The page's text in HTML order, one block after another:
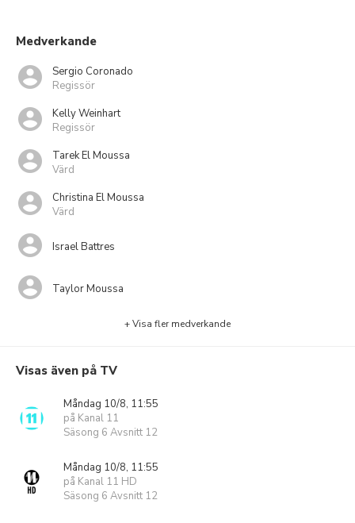
Medverkande
Sergio Coronado
Regissör
Kelly Weinhart
Regissör
Tarek El Moussa
Värd
Christina El Moussa
Värd
Israel Battres
Taylor Moussa
+ Visa fler medverkande
Visas även på TV
Måndag 10/8, 11:55
på Kanal 11
Säsong 6 Avsnitt 12
Måndag 10/8, 11:55
på Kanal 11 HD
Säsong 6 Avsnitt 12